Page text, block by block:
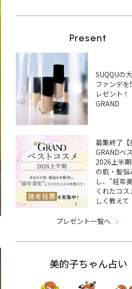
Present
SUQQUの
ファンデ
レゼント
GRAND
募集終了【
GRANDベ
2026上半
の肌・髪悩
し、”経年
くれたコ
しく教えて
プレゼント一覧へ
美的子ちゃん占い